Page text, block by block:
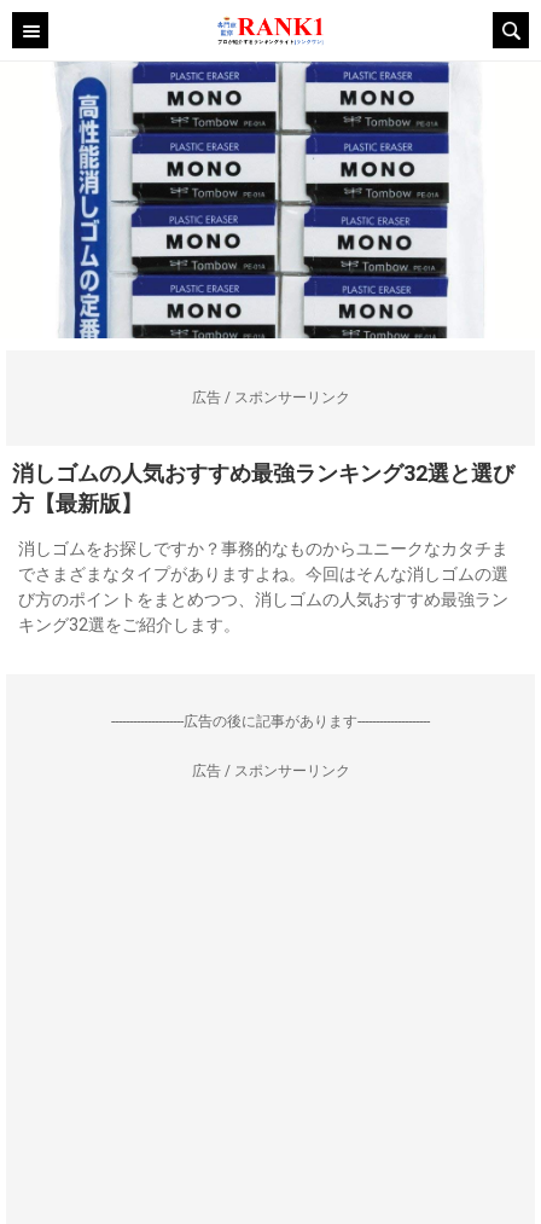
広告 / スポンサーリンク
消しゴムの人気おすすめ最強ランキング32選と選び
方【最新版】
消しゴムをお探しですか？事務的なものからユニークなカタチま
でさまざまなタイプがありますよね。今回はそんな消しゴムの選
び方のポイントをまとめつつ、消しゴムの人気おすすめ最強ラン
キング32選をご紹介します。
--------------------広告の後に記事があります--------------------
広告 / スポンサーリンク